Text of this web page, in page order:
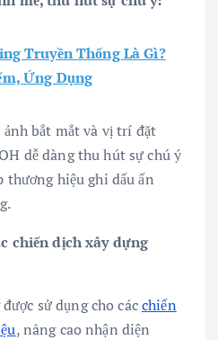
Truyền Thống Là Gì?
Ứng Dụng
bắt mắt và vị trí đặt
dễ dàng thu hút sự chú ý
thương hiệu ghi dấu ấn
chiến dịch xây dựng
sử dụng cho cácchiến
, nâng cao nhận diện